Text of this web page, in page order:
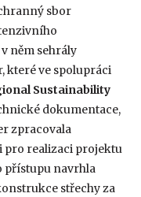
sbor
něm sehrály
které ve spolupráci
Sustainability
dokumentace,
zpracovala
realizaci projektu
přístupu navrhla
střechy za